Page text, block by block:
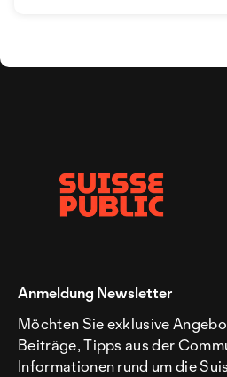
Anmeldung Newsletter
Möchten Sie exklusive
Beiträge, Tipps aus der
Informationen rund um die